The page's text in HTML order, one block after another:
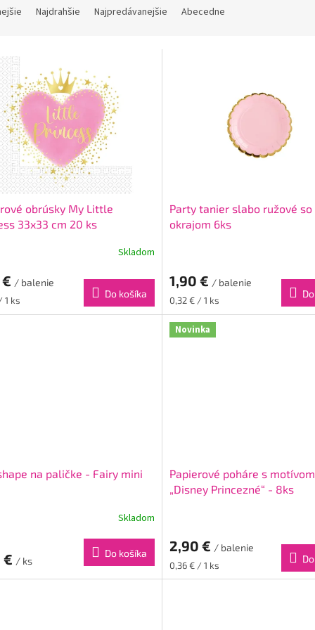
Najdrahšie Najpredávanejšie Abecedne
obrúsky My Little
33x33 cm 20 ks
Skladom
/ balenie
1 ks
Do košíka
Party tanier slabo ružové
okrajom 6ks
1,90 € / balenie
Jednotková
0,32 € / 1 ks
na paličke - Fairy mini
Skladom
€ / ks
Do košíka
Novinka
Papierové poháre s motívom
„Disney Princezné“ - 8ks
2,90 € / balenie
Jednotková
cena:
0,36 € / 1 ks